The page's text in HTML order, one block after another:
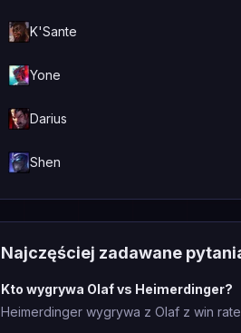
K'Sante
Yone
Darius
Shen
Najczęściej zadawane
Kto wygrywa Olaf vs Heimerdinger?
Heimerdinger wygrywa z Olaf z win